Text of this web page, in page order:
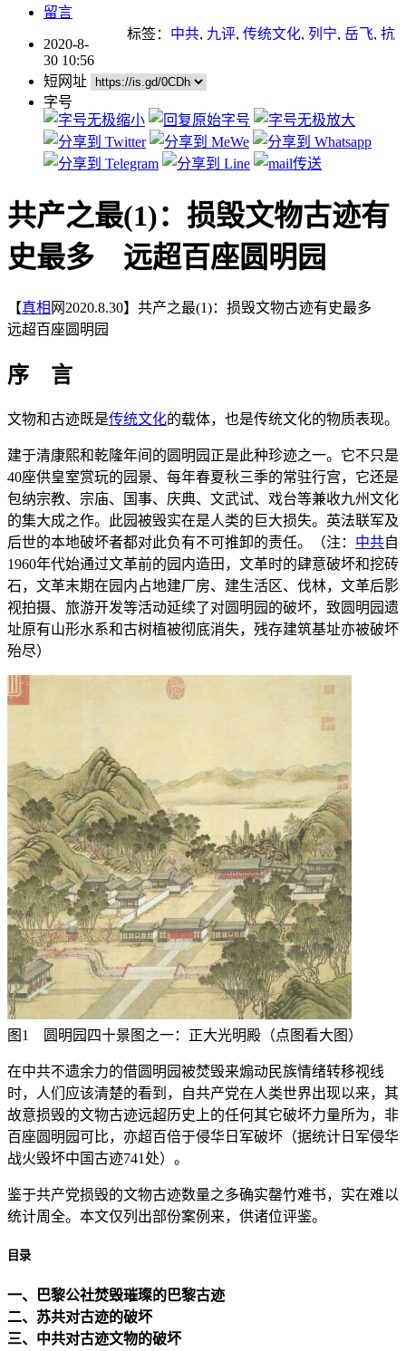
留言
标签： 中共, 九评, 传统文化, 列宁, 岳飞, 抗
新疆,新疆棉
2020-8-
30 10:56
短网址
字号
共产之最(1)：损毁文物古迹有
史最多 远超百座圆明园
【真相 网2020.8.30】共产之最(1)：损毁文物古迹有史最多
远超百座圆明园
序 言
文物和古迹既是传统文化的载体，也是传统文化的物质表现。
建于清康熙和乾隆年间的圆明园正是此种珍迹之一。它不只是
40座供皇室赏玩的园景、每年春夏秋三季的常驻行宫，它还是
包纳宗教、宗庙、国事、庆典、文武试、戏台等兼收九州文化
的集大成之作。此园被毁实在是人类的巨大损失。英法联军及
后世的本地破坏者都对此负有不可推卸的责任。（注： 中共自
1960年代始通过文革前的园内造田，文革时的肆意破坏和挖砖
石，文革末期在园内占地建厂房、建生活区、伐林，文革后影
视拍摄、旅游开发等活动延续了对圆明园的破坏，致圆明园遗
址原有山形水系和古树植被彻底消失，残存建筑基址亦被破坏
殆尽）
图1 圆明园四十景图之一：正大光明殿（点图看大图）
在中共不遗余力的借圆明园被焚毁来煽动民族情绪转移视线
时，人们应该清楚的看到，自共产党在人类世界出现以来，其
故意损毁的文物古迹远超历史上的任何其它破坏力量所为，非
百座圆明园可比，亦超百倍于侵华日军破坏（据统计日军侵华
战火毁坏中国古迹741处）。
鉴于共产党损毁的文物古迹数量之多确实罄竹难书，实在难以
统计周全。本文仅列出部份案例来，供诸位评鉴。
目录
一、巴黎公社焚毁璀璨的巴黎古迹
二、苏共对古迹的破坏
三、中共对古迹文物的破坏